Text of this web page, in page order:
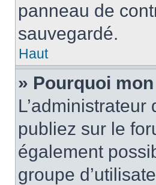
panneau de
sauvegardé.
Haut
» Pourquoi
publiez sur le
également
groupe